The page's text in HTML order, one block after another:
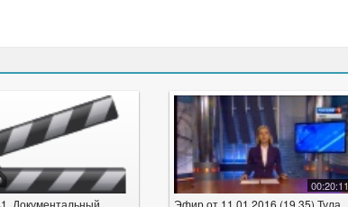
Документальный
00:20:11
Эфир от 11.01.2016 (19.35) Тула